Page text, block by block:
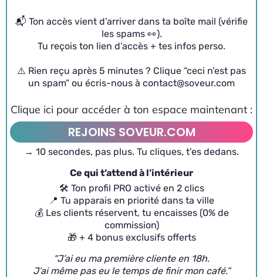
📬 Ton accès vient d’arriver dans ta boîte mail (vérifie
les spams 👀).
Tu reçois ton lien d’accès + tes infos perso.
⚠️ Rien reçu après 5 minutes ? Clique “ceci n’est pas
un spam” ou écris-nous à contact@soveur.com
Clique ici pour accéder à ton espace maintenant :
REJOINS SOVEUR.COM
→ 10 secondes, pas plus. Tu cliques, t’es dedans.
Ce qui t’attend à l’intérieur
🛠️ Ton profil PRO activé en 2 clics
📍 Tu apparais en priorité dans ta ville
💰 Les clients réservent, tu encaisses (0% de
commission)
🎁 + 4 bonus exclusifs offerts
“J’ai eu ma première cliente en 18h.
J’ai même pas eu le temps de finir mon café.”